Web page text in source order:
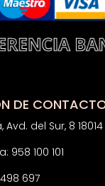
DE
del Sur, 8
958 100 101
697